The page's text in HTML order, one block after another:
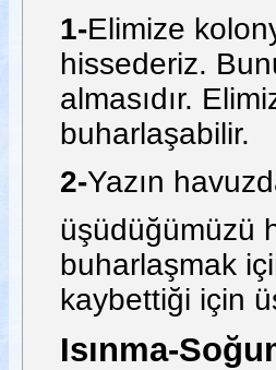
1-Elimize
hissederiz.
almasıdır.
buharlaşabilir.
2-Yazın
üşüdüğümüzü
buharlaşmak
kaybettiği için
Isınma-